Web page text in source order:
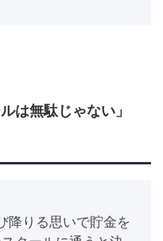
無駄じゃない」
降りる思いで貯金を